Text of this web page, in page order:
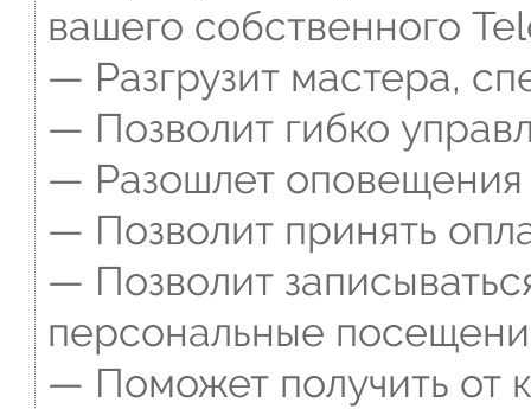
вашего собственного
— Разгрузит мастера,
— Позволит гибко
— Разошлет оповещения
— Позволит принять
— Позволит
персональные
— Поможет получить от